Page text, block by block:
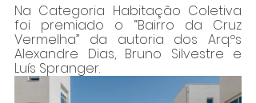
Na Categoria Habitação Coletiva
foi premiado o “Bairro da Cruz
Vermelha” da autoria dos Arq.ºs
Alexandre Dias, Bruno Silvestre e
Luís Spranger.